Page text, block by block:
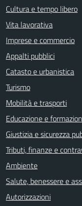
Cultura e tempo libero
Vita lavorativa
Imprese e commercio
Appalti pubblici
Catasto e urbanistica
Turismo
Mobilità e trasporti
Educazione e
Giustizia e sicurezza
Tributi, finanze e
Ambiente
Salute, benessere e
Autorizzazioni